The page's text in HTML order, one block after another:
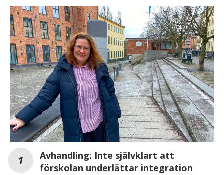
Avhandling: Inte självklart att
förskolan underlättar integration